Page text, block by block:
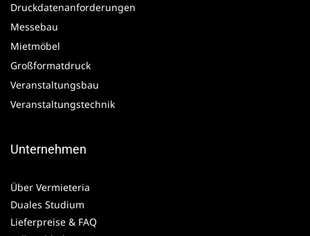
Druckdatenanforderungen
Messebau
Mietmöbel
Großformatdruck
Veranstaltungsbau
Veranstaltungstechnik
Unternehmen
Über Vermieteria
Duales Studium
Lieferpreise & FAQ